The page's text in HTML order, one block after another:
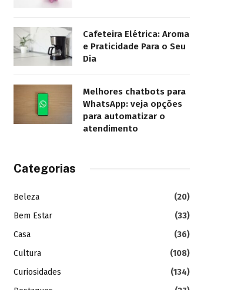
Cafeteira Elétrica: Aroma
e Praticidade Para o Seu
Dia
Melhores chatbots para
WhatsApp: veja opções
para automatizar o
atendimento
Categorias
Beleza
(20)
Bem Estar
(33)
Casa
(36)
Cultura
(108)
Curiosidades
(134)